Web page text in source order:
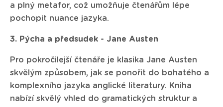
a plný metafor, což umožňuje čtenářům lépe
pochopit nuance jazyka.
3. Pýcha a předsudek - Jane Austen
Pro pokročilejší čtenáře je klasika Jane Austen
skvělým způsobem, jak se ponořit do bohatého a
komplexního jazyka anglické literatury. Kniha
nabízí skvělý vhled do gramatických struktur a